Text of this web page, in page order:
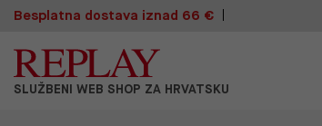
Besplatna dostava iznad 66 €
SLUŽBENI WEB SHOP ZA HRVATSKU